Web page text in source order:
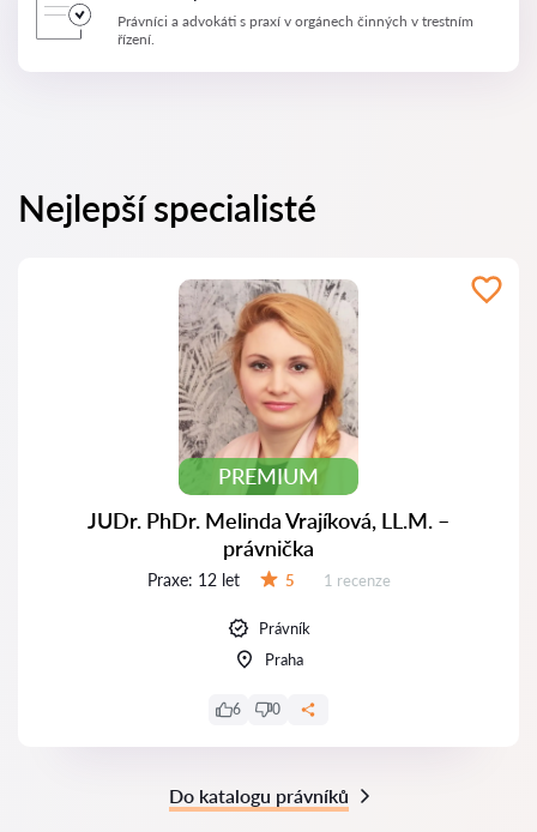
Právníci a advokáti s praxí v orgánech činných v trestním
řízení.
Nejlepší specialisté
PREMIUM
JUDr. PhDr. Melinda Vrajíková, LL.M. –
právnička
Praxe: 12 let 5 Recenzí:
1 recenze
Právník
Praha
6 0
Do katalogu právníků